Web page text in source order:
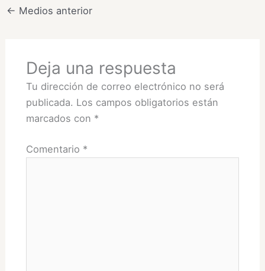
← Medios anterior
Deja una respuesta
Tu dirección de correo electrónico no será
publicada. Los campos obligatorios están
marcados con *
Comentario *